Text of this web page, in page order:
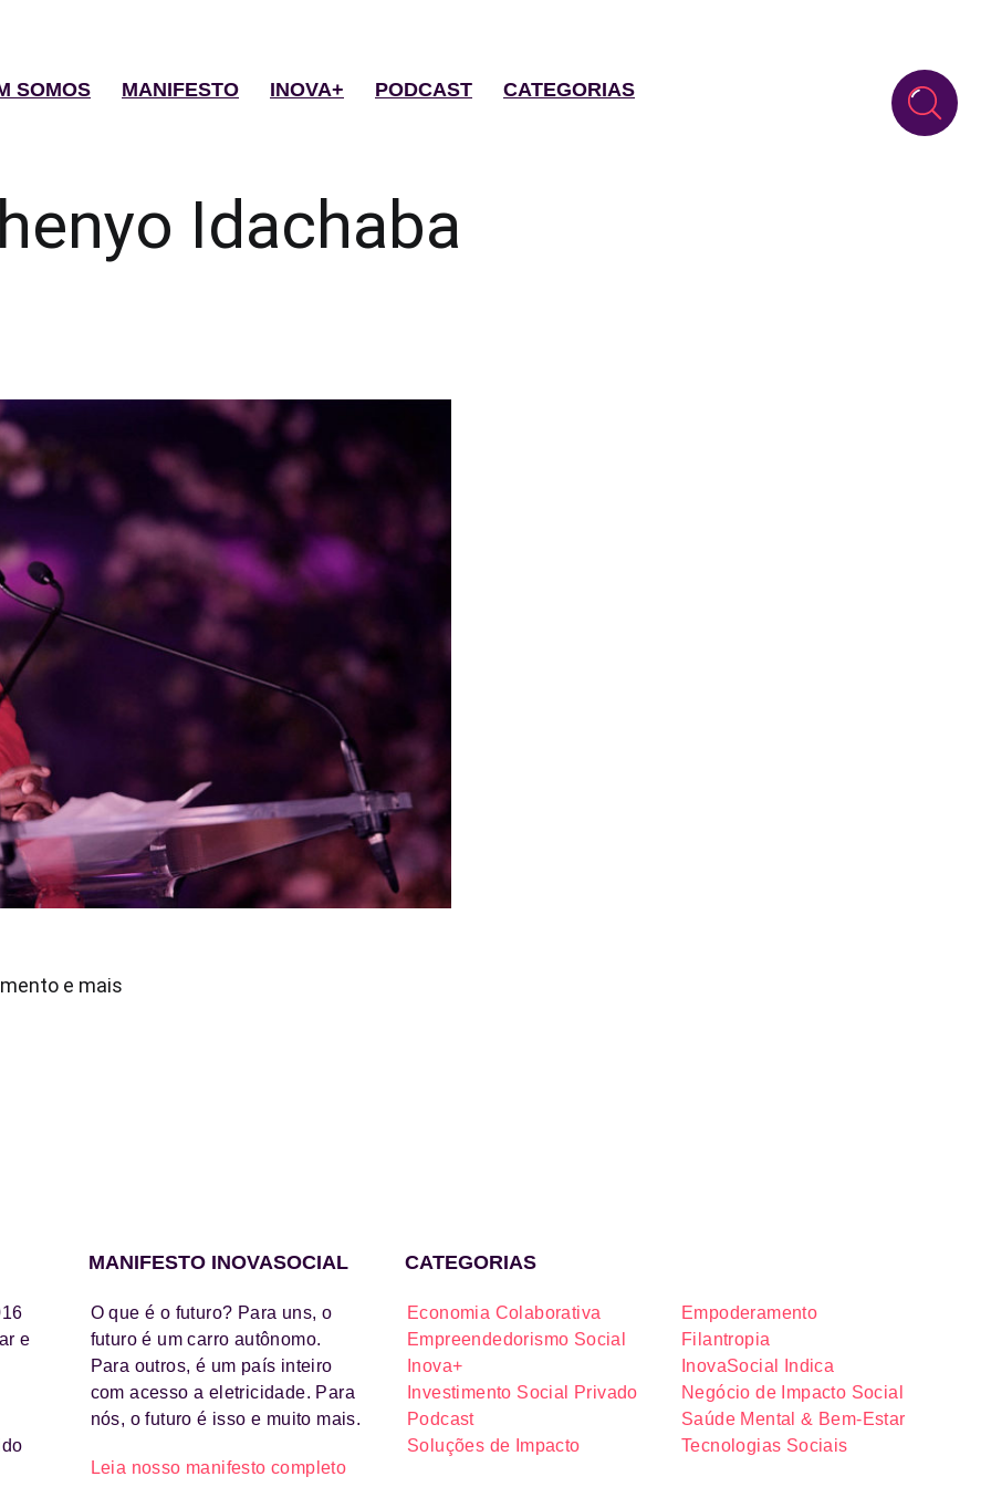
SOMOS MANIFESTO INOVA+ PODCAST CATEGORIAS
Idachaba
e mais
e
MANIFESTO INOVASOCIAL
O que é o futuro? Para uns, o
futuro é um carro autônomo.
Para outros, é um país inteiro
com acesso a eletricidade. Para
nós, o futuro é isso e muito mais.
Leia nosso manifesto completo
CATEGORIAS
Economia Colaborativa
Empoderamento
Empreendedorismo Social
Filantropia
Inova+
InovaSocial Indica
Investimento Social Privado
Negócio de Impacto Social
Podcast
Saúde Mental & Bem-Estar
Soluções de Impacto
Tecnologias Sociais